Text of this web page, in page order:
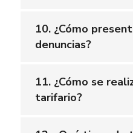
10. ¿Cómo
denuncias?
11. ¿Cómo se
tarifario?